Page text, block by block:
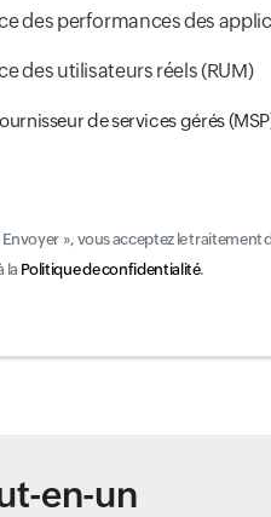
des performances des
des utilisateurs réels (RUM)
de services gérés
», vous acceptez le traitement
la Politique de confidentialité.
en-un